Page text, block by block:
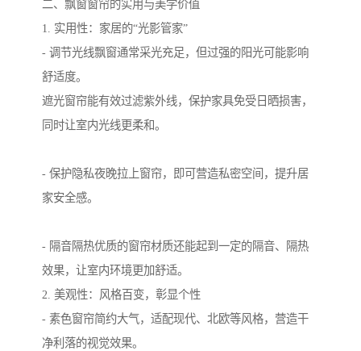
二、飘窗窗帘的实用与美学价值
1. 实用性：家居的“光影管家”
- 调节光线飘窗通常采光充足，但过强的阳光可能影响
舒适度。
遮光窗帘能有效过滤紫外线，保护家具免受日晒损害，
同时让室内光线更柔和。
- 保护隐私夜晚拉上窗帘，即可营造私密空间，提升居
家安全感。
- 隔音隔热优质的窗帘材质还能起到一定的隔音、隔热
效果，让室内环境更加舒适。
2. 美观性：风格百变，彰显个性
- 素色窗帘简约大气，适配现代、北欧等风格，营造干
净利落的视觉效果。